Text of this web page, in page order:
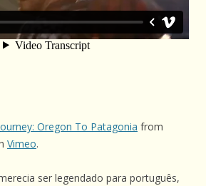
Oregon To Patagonia from
Vimeo.
ser legendado para português,